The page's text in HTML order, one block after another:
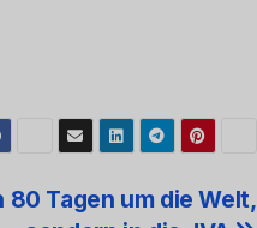
80 Tagen um die Welt,